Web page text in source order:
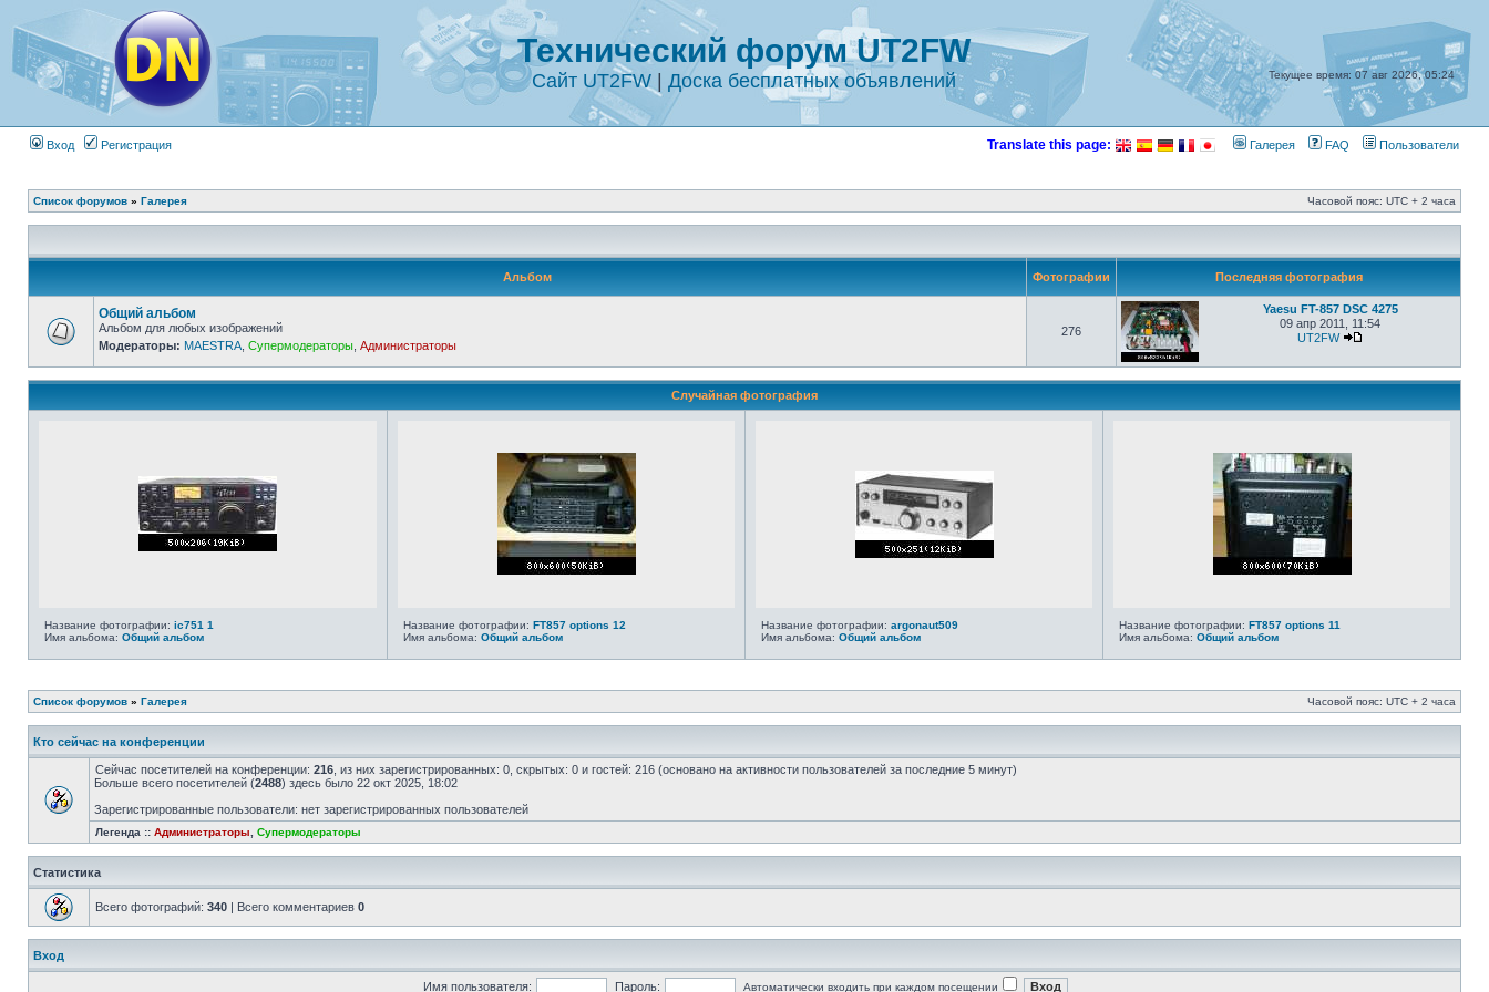
Технический форум UT2FW
Сайт UT2FW| Доска бесплатных объявлений Текущее время: 07 авг 2026, 05:24
Вход Регистрация Translate this page: Галерея FAQ Пользователи
Список форумов » Галерея Часовой пояс: UTC + 2 часа
Альбом Фотографии Последняя фотография
Общий альбом
Альбом для любых изображений
Модераторы: MAESTRA Супермодераторы Администраторы
276
Yaesu FT-857 DSC 4275
09 апр 2011, 11:54
UT2FW
Случайная фотография
Название фотографии: ic751 1
Имя альбома: Общий альбом
Название фотографии: FT857 options 12
Имя альбома: Общий альбом
Название фотографии: argonaut509
Имя альбома: Общий альбом
Название фотографии: FT857 options 11
Имя альбома: Общий альбом
Список форумов » Галерея Часовой пояс: UTC + 2 часа
Кто сейчас на конференции
Сейчас посетителей на конференции: 216 , из них зарегистрированных: 0, скрытых: 0 и гостей: 216 (основано на активности пользователей за последние 5 минут)
Больше всего посетителей (2488) здесь было 22 окт 2025, 18:02
Зарегистрированные пользователи: нет зарегистрированных пользователей
Легенда :: Администраторы Супермодераторы
Статистика
Всего фотографий: 340 | Всего комментариев 0
Вход
Имя пользователя: Пароль: Автоматически входить при каждом посещении